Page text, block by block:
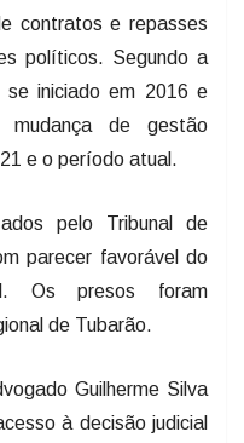
contratos e repasses
políticos. Segundo a
iniciado em 2016 e
mudança de gestão
e o período atual.
pelo Tribunal de
parecer favorável do
Os presos foram
de Tubarão.
Guilherme Silva
à decisão judicial